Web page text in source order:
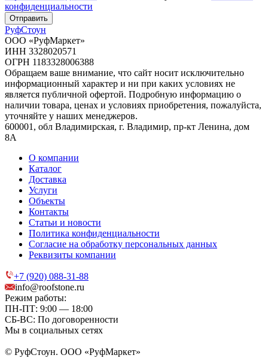
конфиденциальности
Отправить
РуфСтоун
ООО «РуфМаркет»
ИНН 3328020571
ОГРН 1183328006388
Обращаем ваше внимание, что сайт носит исключительно
информационный характер и ни при каких условиях не
является публичной офертой. Подробную информацию о
наличии товара, ценах и условиях приобретения, пожалуйста,
уточняйте у наших менеджеров.
600001, обл Владимирская, г. Владимир, пр-кт Ленина, дом
8А
О компании
Каталог
Доставка
Услуги
Объекты
Контакты
Статьи и новости
Политика конфиденциальности
Согласие на обработку персональных данных
Реквизиты компании
+7 (920) 088-31-88
info@roofstone.ru
Режим работы:
ПН-ПТ: 9:00 — 18:00
СБ-ВС: По договоренности
Мы в социальных сетях
© РуфСтоун. ООО «РуфМаркет»